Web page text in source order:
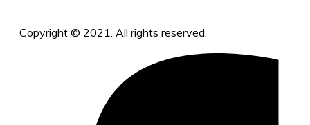
Copyright © 2021. All rights reserved.